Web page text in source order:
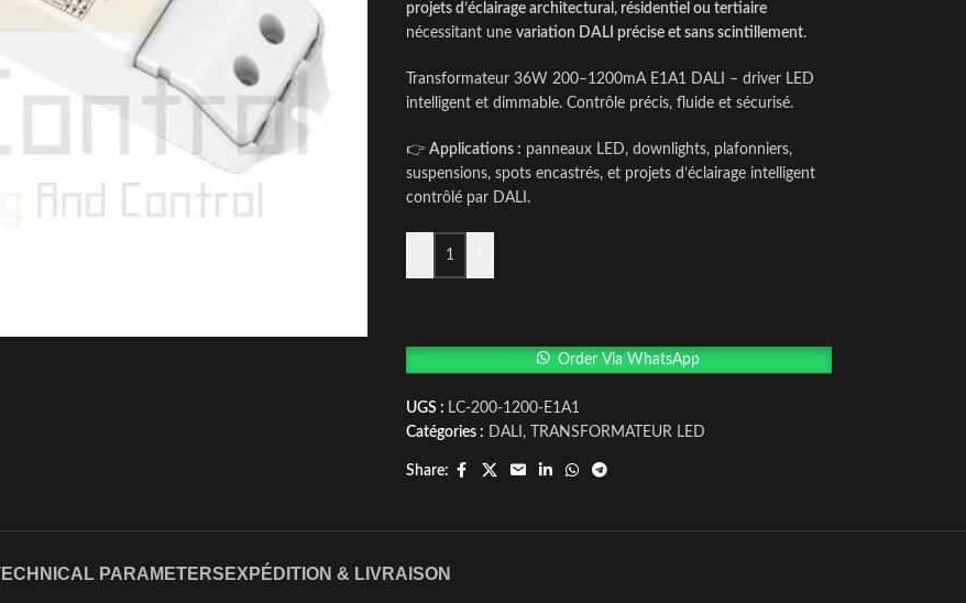
projets d’éclairage architectural, résidentiel ou tertiaire
nécessitant une variation DALI précise et sans scintillement.
Transformateur 36W 200–1200mA E1A1 DALI – driver LED
intelligent et dimmable. Contrôle précis, fluide et sécurisé.
👉 Applications : panneaux LED, downlights, plafonniers,
suspensions, spots encastrés, et projets d’éclairage intelligent
contrôlé par DALI.
Order Via WhatsApp
UGS : LC-200-1200-E1A1
Catégories : DALI , TRANSFORMATEUR LED
Share:
PARAMETERS EXPÉDITION & LIVRAISON